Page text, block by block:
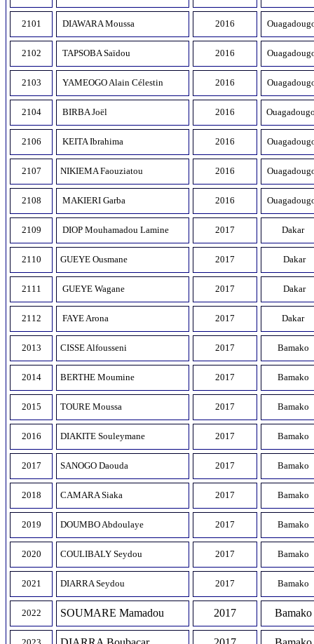
2101 DIAWARA Moussa 2016
2102 TAPSOBA Saïdou 2016
2103 YAMEOGO Alain Célestin 2016
2104 BIRBA Joël 2016
2106 KEITA Ibrahima 2016
2107 NIKIEMA Faouziatou 2016
2108 MAKIERI Garba 2016
2109 DIOP Mouhamadou Lamine 2017 Dakar
2110 GUEYE Ousmane 2017 Dakar
2111 GUEYE Wagane 2017 Dakar
2112 FAYE Arona 2017 Dakar
2013 CISSE Alfousseni 2017 Bamako
2014 BERTHE Moumine 2017 Bamako
2015 TOURE Moussa 2017 Bamako
2016 DIAKITE Souleymane 2017 Bamako
2017 SANOGO Daouda 2017 Bamako
2018 CAMARA Siaka 2017 Bamako
2019 DOUMBO Abdoulaye 2017 Bamako
2020 COULIBALY Seydou 2017 Bamako
2021 DIARRA Seydou 2017 Bamako
2022 SOUMARE Mamadou 2017 Bamako